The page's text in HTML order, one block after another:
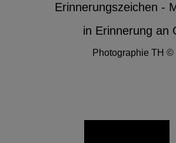
Erinnerungszeichen -
in Erinnerung an
Photographie TH